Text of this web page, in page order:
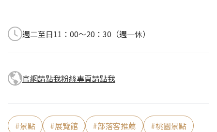
週二至日11：00〜20：30（週一休）
官網請點我粉絲專頁請點我
#景點 #展覽館 #部落客推薦 #桃園景點